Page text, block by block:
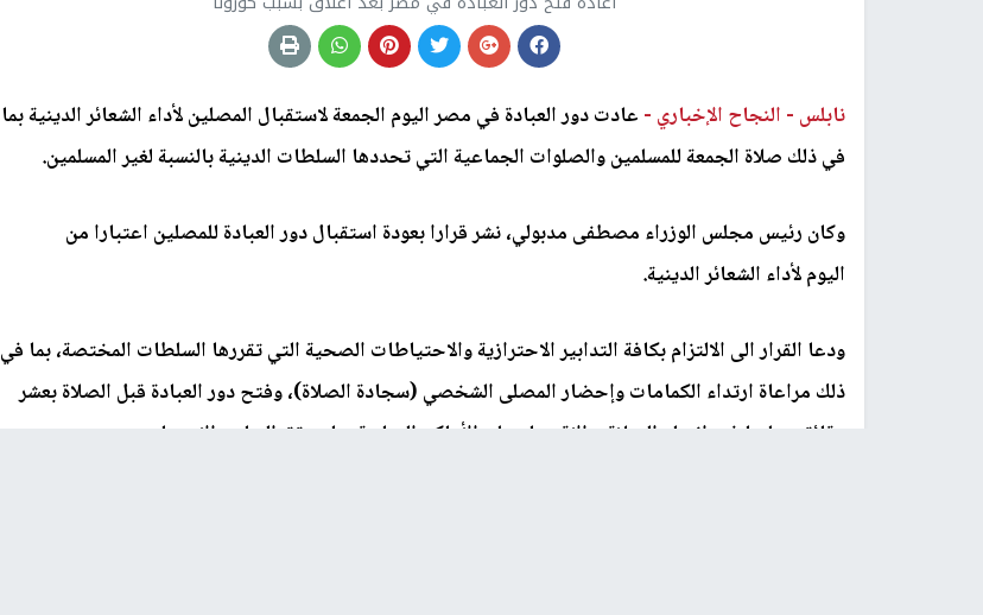
نابلس - النجاح الإخباري - عادت دور العبادة في مصر اليوم الجمعة لاستقبال المصلين لأداء الشعائر الدينية بما
في ذلك صلاة الجمعة للمسلمين والصلوات الجماعية التي تحددها السلطات الدينية بالنسبة لغير المسلمين.
وكان رئيس مجلس الوزراء مصطفى مدبولي، نشر قرارا بعودة استقبال دور العبادة للمصلين اعتبارا من
اليوم لأداء الشعائر الدينية.
ودعا القرار الى الالتزام بكافة التدابير الاحترازية والاحتياطات الصحية التي تقررها السلطات المختصة، بما في
ذلك مراعاة ارتداء الكمامات وإحضار المصلى الشخصي (سجادة الصلاة)، وفتح دور العبادة قبل الصلاة بعشر
دقائق وعليها فور انتهاء الصلاة، والاقتصار على الأماكن المتاحة بما يحقق التباعد الاجتماعي.